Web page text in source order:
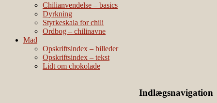
Chilianvendelse – basics
Dyrkning
Styrkeskala for chili
Ordbog – chilinavne
Mad
Opskriftsindex – billeder
Opskriftsindex – tekst
Lidt om chokolade
Indlægsnavigation